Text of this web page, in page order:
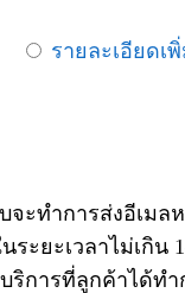
รายละเอียดเ
ะทำการส่งอีเมล
ะยะเวลาไม่เกิน
การที่ลูกค้าได้ทำ